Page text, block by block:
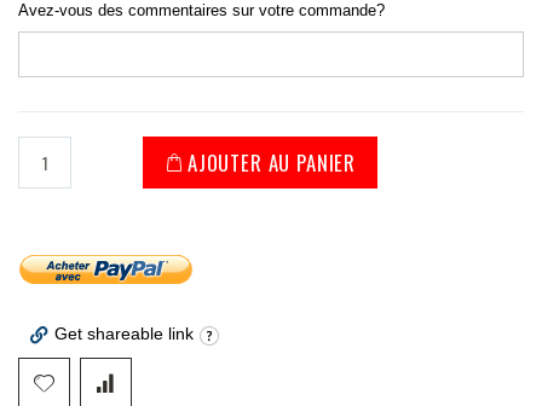
Avez-vous des commentaires sur votre commande?
AJOUTER AU PANIER
Get shareable link